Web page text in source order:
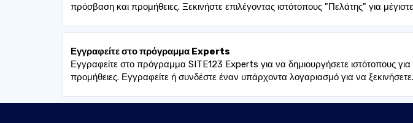
πρόσβαση και προμήθειες. Ξεκινήστε επιλέγοντας ιστότοπους "Πελάτης" για
Εγγραφείτε στο πρόγραμμα Experts
Εγγραφείτε στο πρόγραμμα SITE123 Experts για να δημιουργήσετε ιστότοπους
προμήθειες. Εγγραφείτε ή συνδέστε έναν υπάρχοντα λογαριασμό για να ξεκινήσετε.